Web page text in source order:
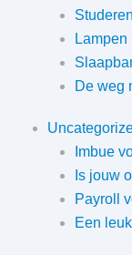
De weg
Imbue
Is jouw
Payroll
Een